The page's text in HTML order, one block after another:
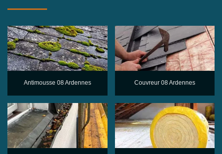
Antimousse 08 Ardennes Couvreur 08 Ardennes